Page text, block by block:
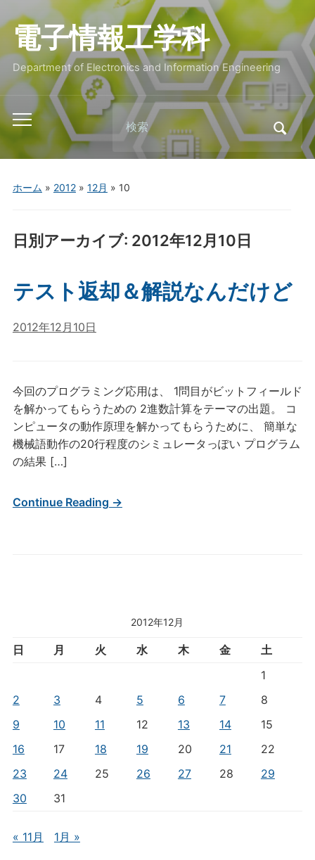
電子情報工学科
Department of Electronics and Information Engineering
Toggle
mobile
menu
Search
for:
ホーム » 2012» 12月 » 10
日別アーカイブ: 2012年12月10日
2012年12月
日 月 火 水 木 金
土
1
2
3 4 5 6 7
8
9
10 11 12 13 14
15
16
17 18 19 20 21
22
23
24 25 26 27 28
29
30
31
« 11月 1月 »
テスト返却＆解説なんだけど
2012年12月10日
今回のプログラミング応用は、 1問目がビットフィールド
を解かってもらうための 2進数計算をテーマの出題。 コ
ンピュータの動作原理を解かってもらうために、 簡単な
機械語動作の20行程度のシミュレータっぽい プログラム
の結果 […]
Continue Reading →